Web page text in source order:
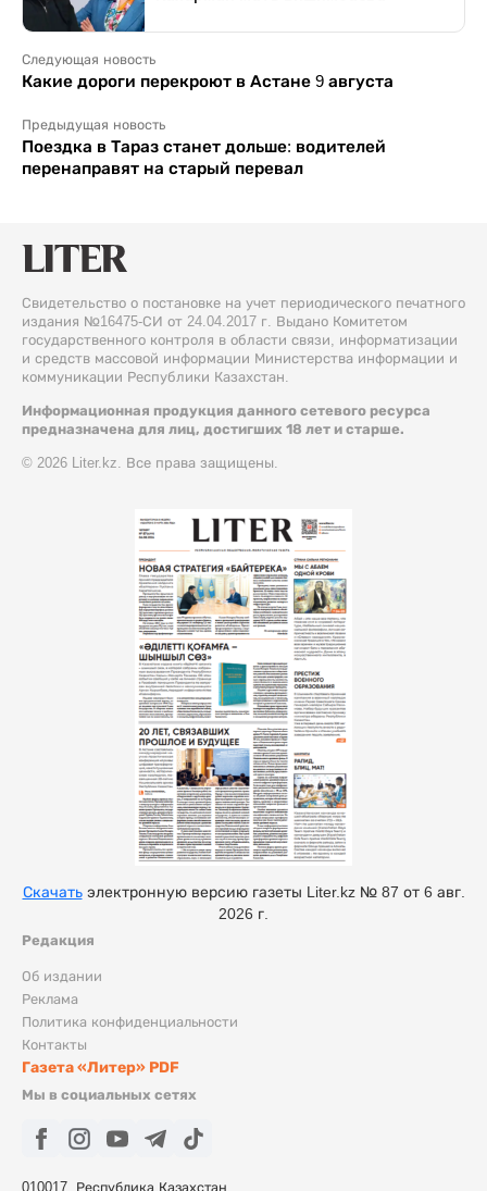
Следующая новость
Какие дороги перекроют в Астане 9 августа
Предыдущая новость
Поездка в Тараз станет дольше: водителей
перенаправят на старый перевал
Свидетельство о постановке на учет периодического печатного
издания №16475-СИ от 24.04.2017 г. Выдано Комитетом
государственного контроля в области связи, информатизации
и средств массовой информации Министерства информации и
коммуникации Республики Казахстан.
Информационная продукция данного сетевого ресурса
предназначена для лиц, достигших 18 лет и старше.
© 2026 Liter.kz. Все права защищены.
Редакция
Об издании
Реклама
Политика конфиденциальности
Контакты
Газета «Литер» PDF
Мы в социальных сетях
010017, Республика Казахстан
Скачатьэлектронную версию газеты Liter.kz № 87 от 6 авг.
2026 г.